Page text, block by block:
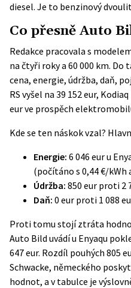
diesel. Je to benzinový
Co přesně Auto
Redakce pracovala s
na čtyři roky a 60 000 km.
cena, energie, údržba, daň,
RS vyšel na 39 152 eur,
eur ve prospěch
Kde se ten náskok vzal?
Energie: 6 046 eur u
(počítáno s 0,44 €/kWh
Údržba: 850 eur proti 2
Daň: 0 eur proti 1 088
Proti tomu stojí ztráta
Auto Bild uvádí u Enyaqu
647 eur. Rozdíl pouhých 805
Schwacke, německého
hodnot, a v tabulce je